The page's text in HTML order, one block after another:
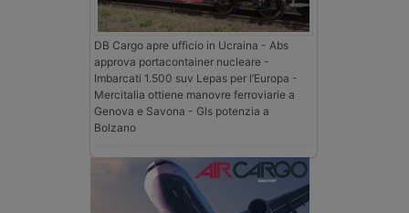
DB Cargo apre ufficio in Ucraina - Abs
approva portacontainer nucleare -
Imbarcati 1.500 suv Lepas per l’Europa -
Mercitalia ottiene manovre ferroviarie a
Genova e Savona - Gls potenzia a
Bolzano